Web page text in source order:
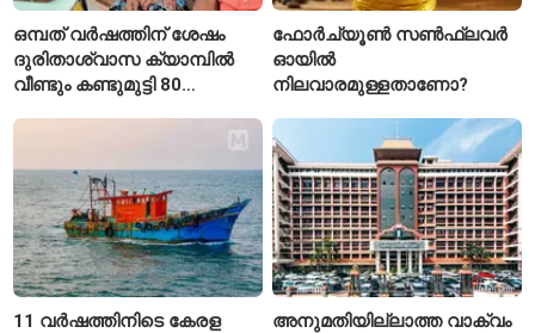
ഒമ്പത് വർഷത്തിന് ശേഷം
ദുരിതാശ്വാസ ക്യാമ്പിൽ
വീണ്ടും കണ്ടുമുട്ടി 80
ഫോർച്യൂൺ സൺഫ്ലവർ
ഓയിൽ
നിലവാരമുള്ളതാണോ?
11 വർഷത്തിനിടെ കേരള
അനുമതിയില്ലാത്ത വാക്വം